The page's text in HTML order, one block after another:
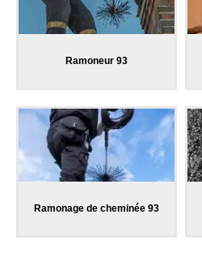
Ramoneur 93
Ramonage de cheminée 93